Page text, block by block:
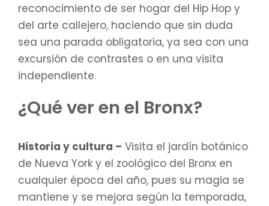
reconocimiento de ser hogar del Hip Hop y
del arte callejero, haciendo que sin duda
sea una parada obligatoria, ya sea con una
excursión de contrastes o en una visita
independiente.
¿Qué ver en el Bronx?
Historia y cultura – Visita el jardín botánico
de Nueva York y el zoológico del Bronx en
cualquier época del año, pues su magia se
mantiene y se mejora según la temporada,